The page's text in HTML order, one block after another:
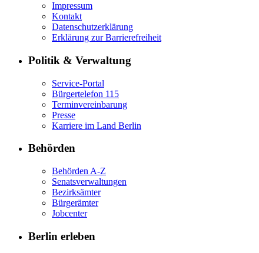
Impressum
Kontakt
Datenschutzerklärung
Erklärung zur Barrierefreiheit
Politik & Verwaltung
Service-Portal
Bürgertelefon 115
Terminvereinbarung
Presse
Karriere im Land Berlin
Behörden
Behörden A-Z
Senatsverwaltungen
Bezirksämter
Bürgerämter
Jobcenter
Berlin erleben